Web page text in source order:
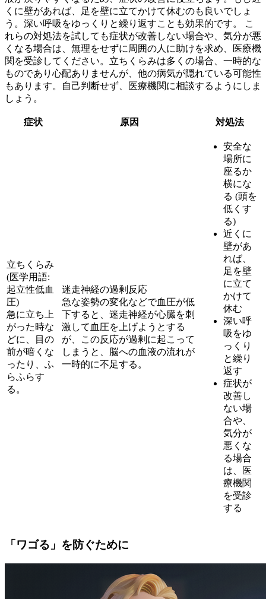
くに壁があれば、足を壁に立てかけて休むのも良いでしょ
う。深い呼吸をゆっくりと繰り返すことも効果的です。 こ
れらの対処法を試しても症状が改善しない場合や、気分が悪
くなる場合は、無理をせずに周囲の人に助けを求め、医療機
関を受診してください。立ちくらみは多くの場合、一時的な
ものであり心配ありませんが、他の病気が隠れている可能性
もあります。自己判断せず、医療機関に相談するようにしま
しょう。
症状 原因 対処法
立ちくらみ
(医学用語:
起立性低血
圧)
急に立ち上
がった時な
どに、目の
前が暗くな
ったり、ふ
らふらす
る。
迷走神経の過剰反応
急な姿勢の変化などで血圧が低
下すると、迷走神経が心臓を刺
激して血圧を上げようとする
が、この反応が過剰に起こって
しまうと、脳への血液の流れが
一時的に不足する。
安全な
場所に
座るか
横にな
る (頭を
低くす
る)
近くに
壁があ
れば、
足を壁
に立て
かけて
休む
深い呼
吸をゆ
っくり
と繰り
返す
症状が
改善し
ない場
合や、
気分が
悪くな
る場合
は、医
療機関
を受診
する
「ワゴる」を防ぐために